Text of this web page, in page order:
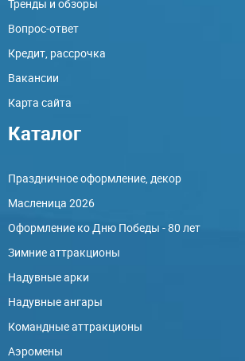
Тренды и обзоры
Вопрос-ответ
Кредит, рассрочка
Вакансии
Карта сайта
Каталог
Праздничное оформление, декор
Масленица 2026
Оформление ко Дню Победы - 80 лет
Зимние аттракционы
Надувные арки
Надувные ангары
Командные аттракционы
Аэромены